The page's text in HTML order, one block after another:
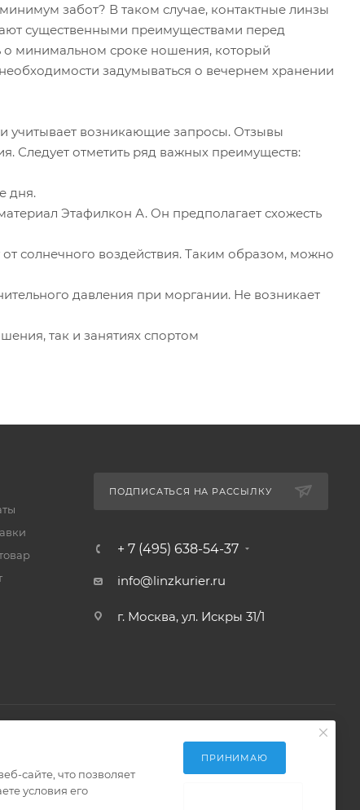
забот? В таком случае, контактные линзы
существенными преимуществами перед
о минимальном сроке ношения, который
задумываться о вечернем хранении
учитывает возникающие запросы. Отзывы
Следует отметить ряд важных преимуществ:
дня.
Этафилкон А. Он предполагает схожесть
солнечного воздействия. Таким образом, можно
давления при моргании. Не возникает
так и занятиях спортом
ПОДПИСАТЬСЯ НА РАССЫЛКУ
+ 7 (495) 638-54-37
info@linzkurier.ru
г. Москва, ул. Искры 31/1
сайте, что позволяет
условия его
ПРИНИМАЮ